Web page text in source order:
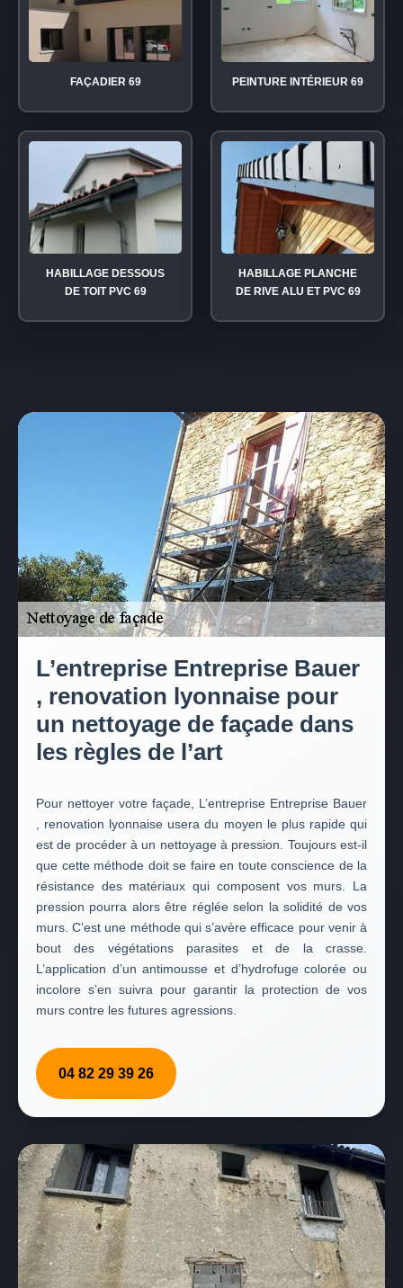
FAÇADIER 69 PEINTURE INTÉRIEUR 69
HABILLAGE DESSOUS
DE TOIT PVC 69
HABILLAGE PLANCHE
DE RIVE ALU ET PVC 69
L’entreprise Entreprise Bauer
, renovation lyonnaise pour
un nettoyage de façade dans
les règles de l’art
Pour nettoyer votre façade, L’entreprise Entreprise Bauer
, renovation lyonnaise usera du moyen le plus rapide qui
est de procéder à un nettoyage à pression. Toujours est-il
que cette méthode doit se faire en toute conscience de la
résistance des matériaux qui composent vos murs. La
pression pourra alors être réglée selon la solidité de vos
murs. C’est une méthode qui s’avère efficace pour venir à
bout des végétations parasites et de la crasse.
L’application d’un antimousse et d’hydrofuge colorée ou
incolore s’en suivra pour garantir la protection de vos
murs contre les futures agressions.
04 82 29 39 26